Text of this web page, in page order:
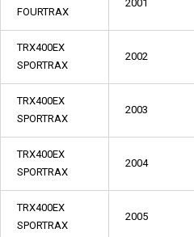
FOURTRAX
2001
TRX400EX
SPORTRAX
2002
TRX400EX
SPORTRAX
2003
TRX400EX
SPORTRAX
2004
TRX400EX
SPORTRAX
2005